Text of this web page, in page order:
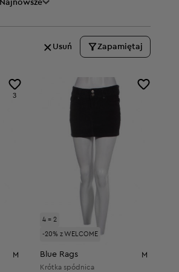
Najnowsze
Usuń Zapamiętaj
3
M
4 = 2
-20% z WELCOME
Blue Rags M
Krótka spódnica